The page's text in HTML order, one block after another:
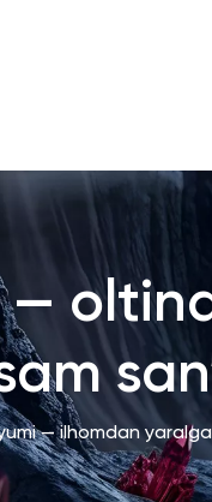
—
— ilhomdan